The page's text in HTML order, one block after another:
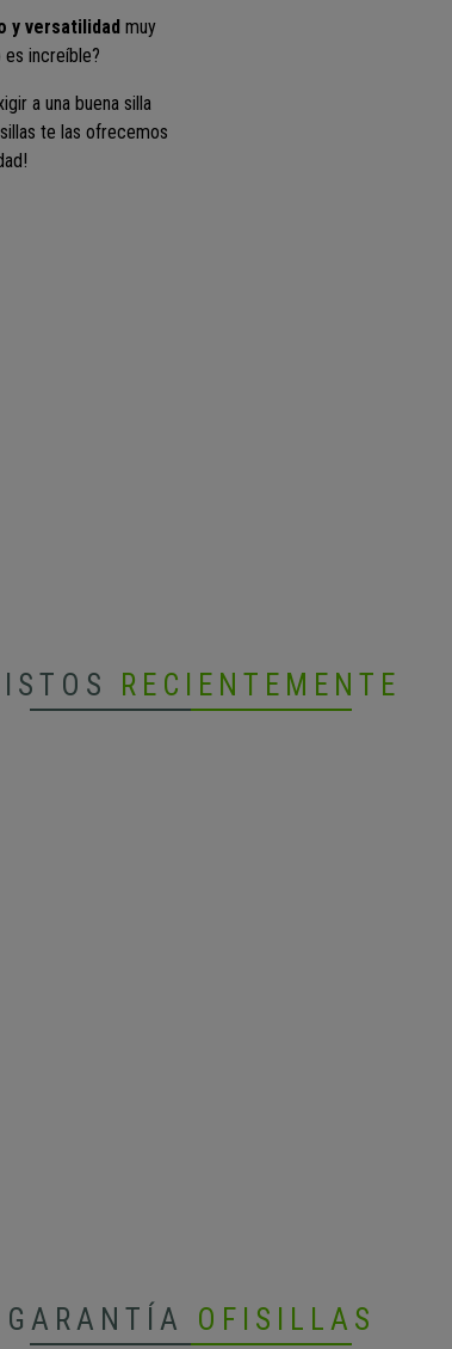
y versatilidad muy
increíble?
a una buena silla
te las ofrecemos
RECIENTEMENTE
GARANTÍA OFISILLAS